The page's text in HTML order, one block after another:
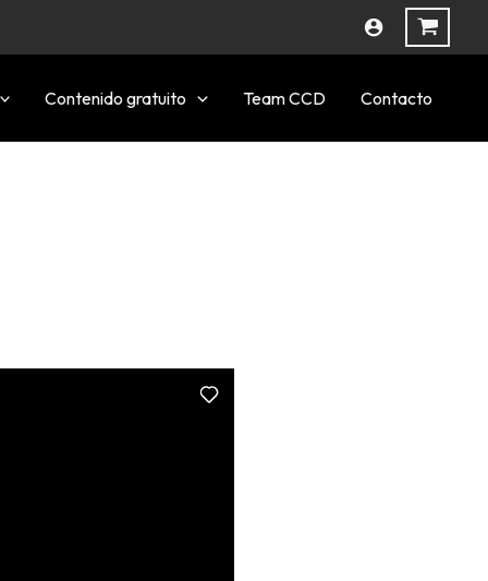
Contenido gratuito Team CCD Contacto